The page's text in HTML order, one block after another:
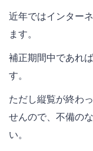
近年ではインター
ます。
補正期間中であれ
す。
ただし縦覧が終わ
せんので、不備の
い。